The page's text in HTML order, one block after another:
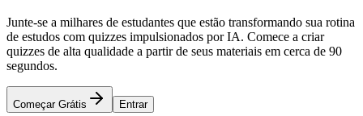
Junte-se a milhares de estudantes que estão transformando sua rotina
de estudos com quizzes impulsionados por IA. Comece a criar
quizzes de alta qualidade a partir de seus materiais em cerca de 90
segundos.
Começar Grátis Entrar